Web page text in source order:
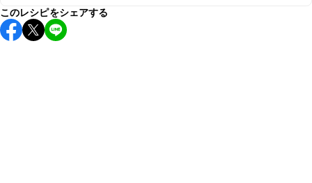
保存期間は冷蔵で翌日中が目安です。なるべくお早めにお召
し上がりください。
このレシピをシェアする